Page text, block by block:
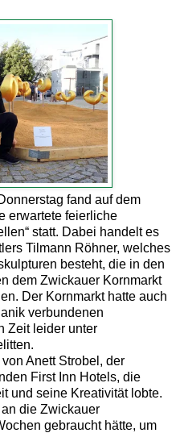
fand auf dem
erwartete feierliche
statt. Dabei handelt es
Tilmann Röhner, welches
besteht, die in den
dem Zwickauer Kornmarkt
Der Kornmarkt hatte auch
verbundenen
Zeit leider unter
Anett Strobel, der
First Inn Hotels, die
und seine Kreativität lobte.
die Zwickauer
gebraucht hätte, um